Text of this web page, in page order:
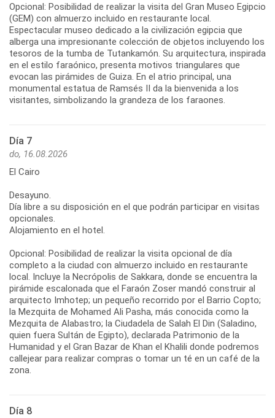
Opcional: Posibilidad de realizar la visita del Gran Museo Egipcio
(GEM) con almuerzo incluido en restaurante local.
Espectacular museo dedicado a la civilización egipcia que
alberga una impresionante colección de objetos incluyendo los
tesoros de la tumba de Tutankamón. Su arquitectura, inspirada
en el estilo faraónico, presenta motivos triangulares que
evocan las pirámides de Guiza. En el atrio principal, una
monumental estatua de Ramsés II da la bienvenida a los
visitantes, simbolizando la grandeza de los faraones.
Día 7
do, 16.08.2026
El Cairo
Desayuno.
Día libre a su disposición en el que podrán participar en visitas
opcionales.
Alojamiento en el hotel.
Opcional: Posibilidad de realizar la visita opcional de día
completo a la ciudad con almuerzo incluido en restaurante
local. Incluye la Necrópolis de Sakkara, donde se encuentra la
pirámide escalonada que el Faraón Zoser mandó construir al
arquitecto Imhotep; un pequeño recorrido por el Barrio Copto;
la Mezquita de Mohamed Ali Pasha, más conocida como la
Mezquita de Alabastro; la Ciudadela de Salah El Din (Saladino,
quien fuera Sultán de Egipto), declarada Patrimonio de la
Humanidad y el Gran Bazar de Khan el Khalili donde podremos
callejear para realizar compras o tomar un té en un café de la
zona.
Día 8